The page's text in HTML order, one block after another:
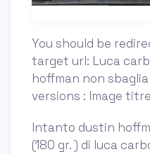
You should be
target url: Luca
hoffman non
versions : Image
Intanto dustin
(180 gr. ) di luca